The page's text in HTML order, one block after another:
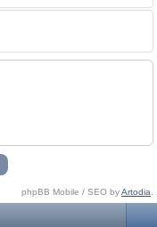
phpBB Mobile / SEO byArtodia